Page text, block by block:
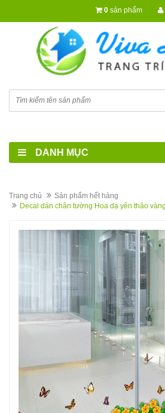
0 sản phẩm
DANH MỤC
Trang chủ
Sản phẩm hết hàng
Decal dán chân tường Hoa dạ yên thảo vàng